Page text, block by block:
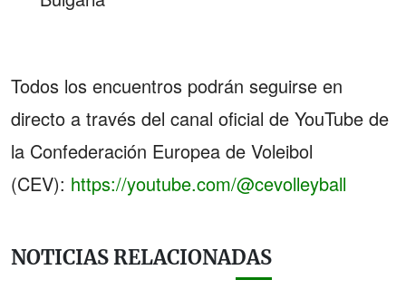
Todos los encuentros podrán seguirse en
directo a través del canal oficial de YouTube de
la Confederación Europea de Voleibol
(CEV): https://youtube.com/@cevolleyball
NOTICIAS RELACIONADAS